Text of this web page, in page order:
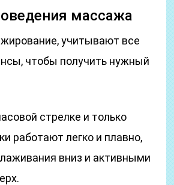
массажа
учитывают все
чтобы получить нужный
стрелке и только
работают легко и плавно,
вниз и активными